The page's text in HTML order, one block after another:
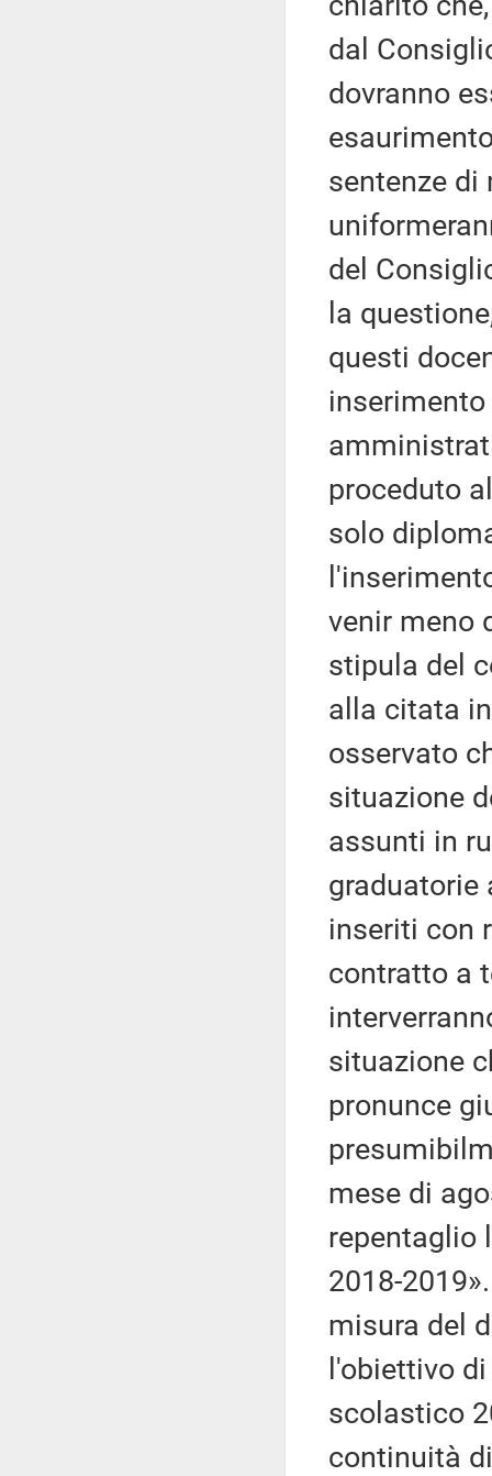
dal
dovranno
sentenze di
del
la
questi
proceduto
solo
venir meno
stipula del
alla citata
osservato
situazione
assunti in
graduatorie
inseriti con
contratto a
situazione
pronunce
mese di
repentaglio
2018-
misura del
l'obiettivo
scolastico
continuità